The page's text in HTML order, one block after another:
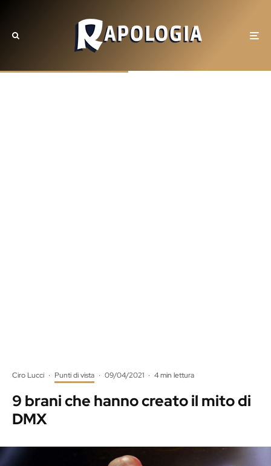
Ciro Lucci · Punti di vista · 09/04/2021 · 4 min lettura
9 brani che hanno creato il mito di
DMX